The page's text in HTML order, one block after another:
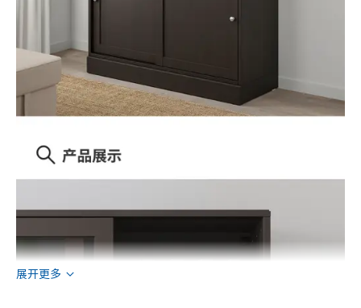
展开更多